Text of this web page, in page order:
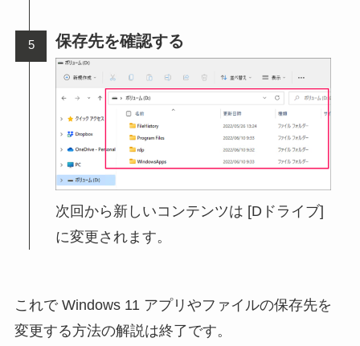
保存先を確認する
次回から新しいコンテンツは [Dドライブ]
に変更されます。
これで Windows 11 アプリやファイルの保存先を
変更する方法の解説は終了です。